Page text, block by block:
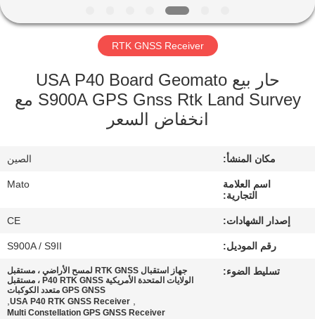
عنا
المعمل
مراقبة
اتصل
RTK GNSS Receiver
حار بيع USA P40 Board Geomato
S900A GPS Gnss Rtk Land Survey مع
انخفاض السعر
مكان المنشأ: الصين
اسم العلامة
التجارية:
Mato
إصدار الشهادات: CE
رقم الموديل: S900A / S9II
تسليط الضوء:
جهاز استقبال RTK GNSS لمسح الأراضي ، مستقبل
الولايات المتحدة الأمريكية P40 RTK GNSS ، مستقبل
GPS GNSS متعدد الكوكبات
,
USA P40 RTK GNSS Receiver
,
Multi Constellation GPS GNSS Receiver